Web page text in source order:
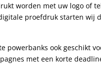
worden met uw logo of
proefdruk starten wij
powerbanks ook geschikt
met een korte